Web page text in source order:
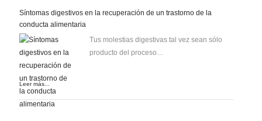
Síntomas digestivos en la recuperación de un trastorno de la
conducta alimentaria
Tus molestias digestivas tal vez sean sólo
producto del proceso…
Leer más...